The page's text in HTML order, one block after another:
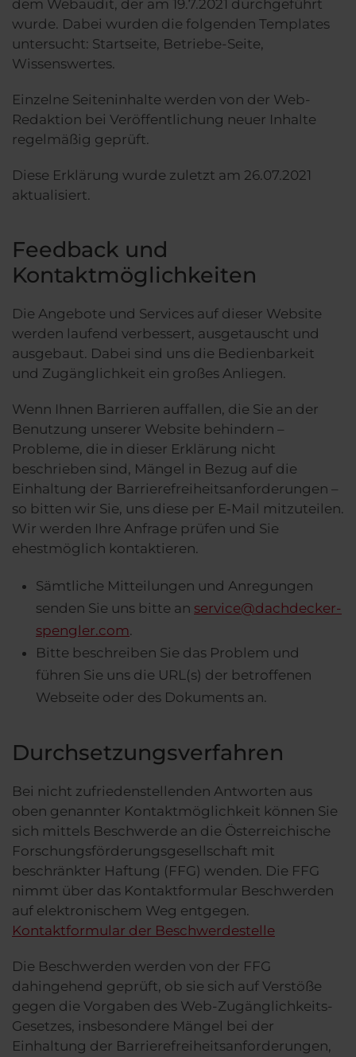
dem Webaudit, der am 19.7.2021 durchgeführt
wurde. Dabei wurden die folgenden Templates
untersucht: Startseite, Betriebe-Seite,
Wissenswertes.
Einzelne Seiteninhalte werden von der Web-
Redaktion bei Veröffentlichung neuer Inhalte
regelmäßig geprüft.
Diese Erklärung wurde zuletzt am 26.07.2021
aktualisiert.
Feedback und
Kontaktmöglichkeiten
Die Angebote und Services auf dieser Website
werden laufend verbessert, ausgetauscht und
ausgebaut. Dabei sind uns die Bedienbarkeit
und Zugänglichkeit ein großes Anliegen.
Wenn Ihnen Barrieren auffallen, die Sie an der
Benutzung unserer Website behindern –
Probleme, die in dieser Erklärung nicht
beschrieben sind, Mängel in Bezug auf die
Einhaltung der Barrierefreiheitsanforderungen –
so bitten wir Sie, uns diese per E‑Mail mitzuteilen.
Wir werden Ihre Anfrage prüfen und Sie
ehestmöglich kontaktieren.
Sämtliche Mitteilungen und Anregungen
senden Sie uns bitte an service@dachdecker-
spengler.com.
Bitte beschreiben Sie das Problem und
führen Sie uns die URL(s) der betroffenen
Webseite oder des Dokuments an.
Durchsetzungsverfahren
Bei nicht zufriedenstellenden Antworten aus
oben genannter Kontaktmöglichkeit können Sie
sich mittels Beschwerde an die Österreichische
Forschungsförderungsgesellschaft mit
beschränkter Haftung (FFG) wenden. Die FFG
nimmt über das Kontaktformular Beschwerden
auf elektronischem Weg entgegen.
Kontaktformular der Beschwerdestelle
Die Beschwerden werden von der FFG
dahingehend geprüft, ob sie sich auf Verstöße
gegen die Vorgaben des Web-Zugänglichkeits-
Gesetzes, insbesondere Mängel bei der
Einhaltung der Barrierefreiheitsanforderungen,